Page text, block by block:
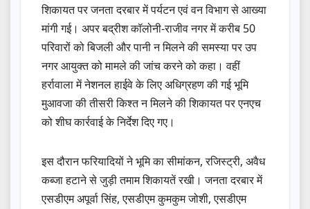
शिकायत पर जनता दरबार में पर्यटन एवं वन विभाग से आख्या
मांगी गई। अपर बद्रीश कॉलोनी-राजीव नगर में करीब 50
परिवारों को बिजली और पानी न मिलने की समस्या पर उप
नगर आयुक्त को मामले की जांच करने को कहा। वहीं
हर्रावाला में नेशनल हाईवे के लिए अधिग्रहण की गई भूमि
मुआवजा की तीसरी किश्त न मिलने की शिकायत पर एनएच
को शीघ कार्रवाई के निर्देश दिए गए।
इस दौरान फरियादियों ने भूमि का सीमांकन, रजिस्ट्री, अवैध
कब्जा हटाने से जुड़ी तमाम शिकायतें रखी। जनता दरबार में
एसडीएम अपूर्वा सिंह, एसडीएम कुमकुम जोशी, एसडीएम